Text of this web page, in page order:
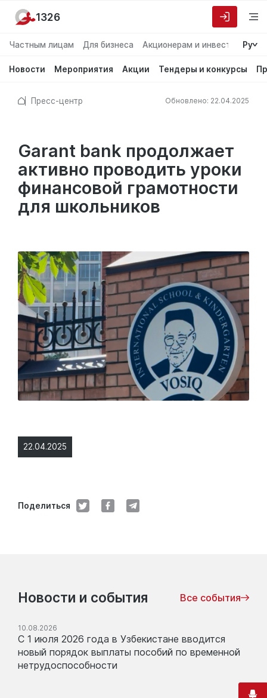
Частным лицам Для бизнеса Акционерам и инвесторам
Ру
Новости Мероприятия Акции Тендеры и конкурсы
1326
Пресс-центр Обновлено: 22.04.2025
Garant bank продолжает
активно проводить уроки
финансовой грамотности
для школьников
22.04.2025
Поделиться
Новости и события Все события
10.08.2026
С 1 июля 2026 года в Узбекистане вводится
новый порядок выплаты пособий по временной
нетрудоспособности